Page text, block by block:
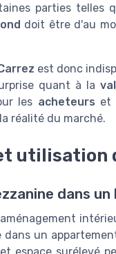
parties telles
doit être d'au
est donc
quant à la
les acheteurs et
réalité du marché.
utilisation
dans
dans un